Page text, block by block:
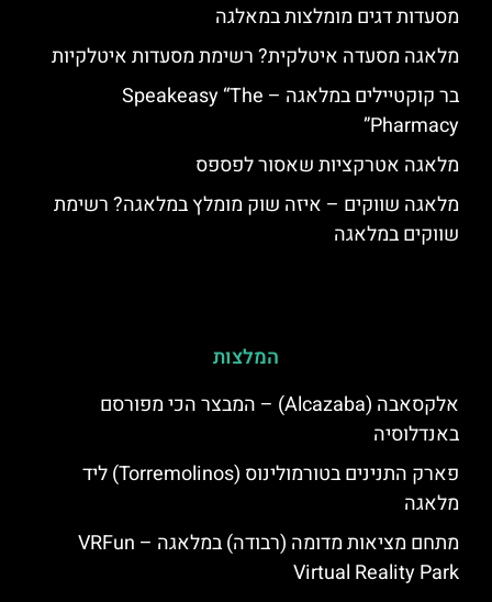
מסעדות דגים מומלצות במאלגה
מלאגה מסעדה איטלקית? רשימת מסעדות איטלקיות
בר קוקטיילים במלאגה – Speakeasy “The
Pharmacy”
מלאגה אטרקציות שאסור לפספס
מלאגה שווקים – איזה שוק מומלץ במלאגה? רשימת
שווקים במלאגה
המלצות
אלקסאבה (Alcazaba) – המבצר הכי מפורסם
באנדלוסיה
פארק התנינים בטורמולינוס (Torremolinos) ליד
מלאגה
מתחם מציאות מדומה (רבודה) במלאגה – VRFun
Virtual Reality Park